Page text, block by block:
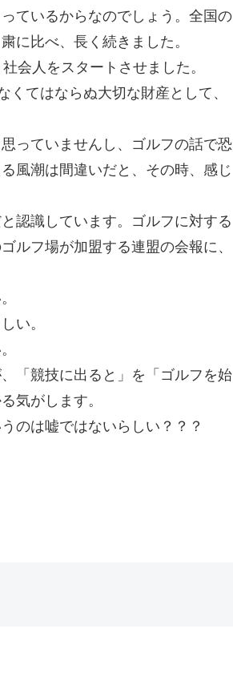
ているからなのでしょう。全国の
に比べ、長く続きました。
会人をスタートさせました。
てはならぬ大切な財産として、
っていませんし、ゴルフの話で恐
風潮は間違いだと、その時、感じ
認識しています。ゴルフに対する
ルフ場が加盟する連盟の会報に、
い。
「競技に出ると」を「ゴルフを始
気がします。
のは嘘ではないらしい？？？